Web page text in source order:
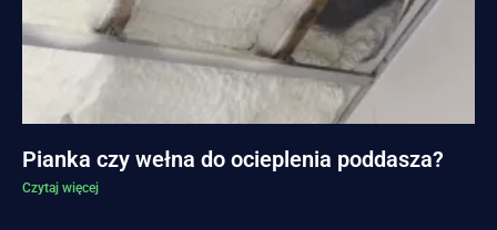
Pianka czy wełna do ocieplenia poddasza?
Czytaj więcej